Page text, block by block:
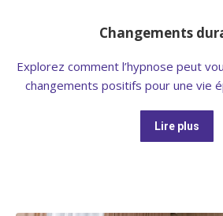
Changements
Explorez comment l’hypnose peut
changements positifs pour une vie
Lire plus